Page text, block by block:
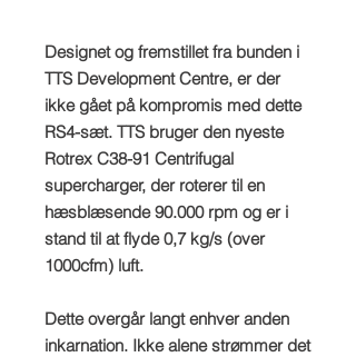
Designet og fremstillet fra bunden i
TTS Development Centre, er der
ikke gået på kompromis med dette
RS4-sæt. TTS bruger den nyeste
Rotrex C38-91 Centrifugal
supercharger, der roterer til en
hæsblæsende 90.000 rpm og er i
stand til at flyde 0,7 kg/s (over
1000cfm) luft.
Dette overgår langt enhver anden
inkarnation. Ikke alene strømmer det